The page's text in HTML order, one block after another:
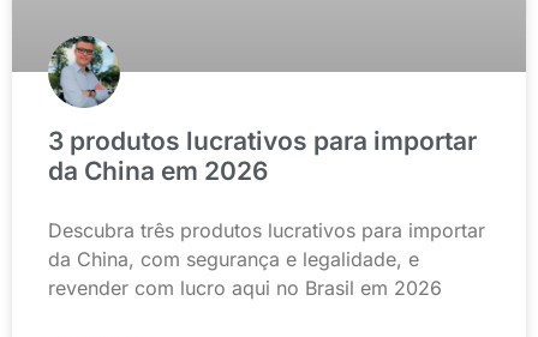
3 produtos lucrativos para importar
da China em 2026
Descubra três produtos lucrativos para importar
da China, com segurança e legalidade, e
revender com lucro aqui no Brasil em 2026